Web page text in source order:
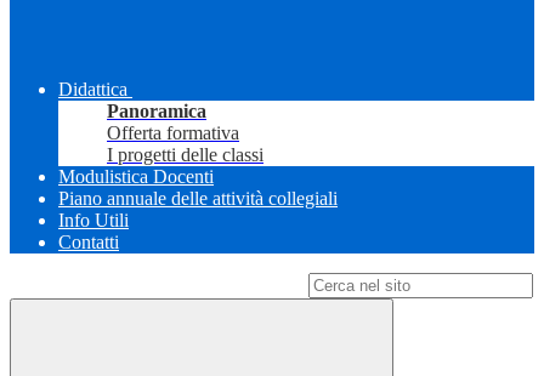
Didattica
Panoramica
Offerta formativa
I progetti delle classi
Modulistica Docenti
Piano annuale delle attività collegiali
Info Utili
Contatti